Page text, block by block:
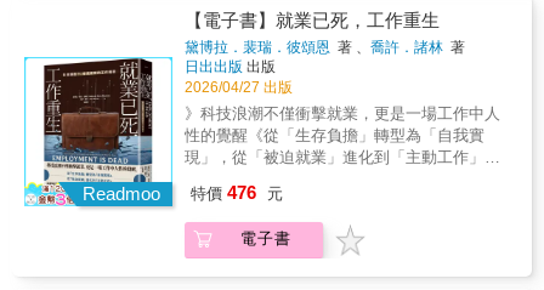
遭受誤解的主題，以淺顯易懂且合乎邏輯的方
式娓娓道來。讀完後，我不由得對區塊鏈廣泛
的創新可能感到振奮，熱切期待其所形塑的未
來。全書深入淺出，知識含量豐富。」
──Fnality International科技長亞當．克拉克
（Adam Clarke）
們，中國金融科技顯貴崛起的不可思議故事，
包括如何受到中國政府的控制，以及全世界正
在面臨的兩難：在尋求利用科技的齊平力量
時，做到保護隱私，以及避免在金融科技支持
下形成前所未有的國家權力。本書和商業報導
一樣出色的還有社會與政治分析，以及精采的
說故事能力。《無現金時代》是少數可以打開
讀者眼界的書。讀過之後，世界看起來就不再
一樣了。 &mdash;&mdash;喬．安．巴福特
（Controller of the Currency）前副署長、創新
監管聯盟（Alliance for Innovative
Regulation）執行長與共同創辦人 《無現金時
奪得奧斯卡最佳影片，象徵其精品路線的成
功。平台強調品牌一致性與製作質感，對你而
言，觀看是一種品味選擇。【結果四】｜你是
Disney+宇宙信仰型人格你是一位守護王朝的繼
承人，相信傳奇故事能跨越世代延續。
Disney+於2019年推出，背後是迪士尼數十年
累積的IP資產，包括經典動畫、星際大戰、皮
色連結建立穩定觀眾群，重視品牌安全與家庭
市場。對你而言，熟悉的人物與世界觀帶來歸
屬感，角色比演算法更重
要。 ◆◆◆◆◆◆◆◆◆▍串流平台的觸角正
AI、善用AI，在AI時代掌握風險與機會的行動
指南。
需要動腦的論證分析⋯⋯懂得駕馭這七種超能
力的人，結合人類獨特的優勢，將在工作與生
活中，打造別人難以複製的超級競爭力！►你
還有AI永遠沒有的東西雖然AI速度與規模都遠
超人力，但AI沒有你的人生體驗、情感直覺與
道德。懂得駕馭AI的人，不會外包大腦，而是
更會運用自己的思維，拓展無限潛力。►AI的
迴避最棘手的現實，她提出8大挑戰和17道關鍵
Q&A，讓我們有能力因應不確定的未來──．
AI會搶走你的飯碗嗎？．如何確保AI朝正確方
向發展？．紅色按鈕有存在的必要嗎？．充滿
看到推薦清單上出現沒看過的新作品 → 請答
【第2題】(B) 想回到熟悉的角色或已經建立情
感連結的系列故事 → 請答【第3題】2. 當一整
季影集一次全部上架時，你對這種觀看方式的
感受是什麼？(A) 我喜歡自己決定節奏，想一口
氣追完就追完 → 請答【第4題】(B) 我不急著追
完，更在意每一部作品是否有一致的品質與風
格 → 請答【第5題】3. 如果某個串流平台通知
你即將調漲月費，你第一個想到的是什麼？(A)
的改變 → 請答【第4題】(B) 只要我喜歡的系列
與角色還在，我願意繼續支持 → 請答【第5
題】4. 面對平台經常推出新題材、同時也快速
Readmoo
【電子書】就業已死，工作重生
黛博拉．裴瑞．彼頌恩 著 、喬許．諸林 著
日出出版 出版
2026/04/27 出版
》科技浪潮不僅衝擊就業，更是一場工作中人
性的覺醒《從「生存負擔」轉型為「自我實
現」，從「被迫就業」進化到「主動工作」。
標中失去位置。「這是探討新興科技將如何改
變工作的速成課程……本書將打開一扇窗，讓
你窺探未來的工作場景。」──亞當．格蘭特
特價 476 元
電子書